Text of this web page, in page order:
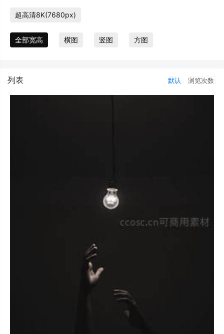
超高清8K(7680px)
全部宽高 横图 竖图 方图
列表 默认 浏览次数